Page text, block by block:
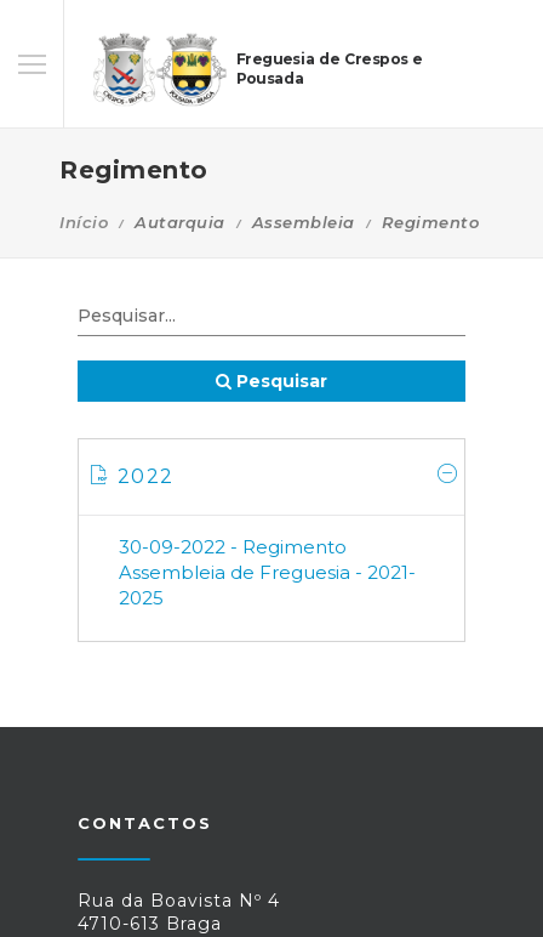
Freguesia de Crespos e
Pousada
Regimento
Início Autarquia Assembleia Regimento
Pesquisar
2022
30-09-2022 - Regimento
Assembleia de Freguesia - 2021-
2025
CONTACTOS
Rua da Boavista Nº 4
4710-613 Braga